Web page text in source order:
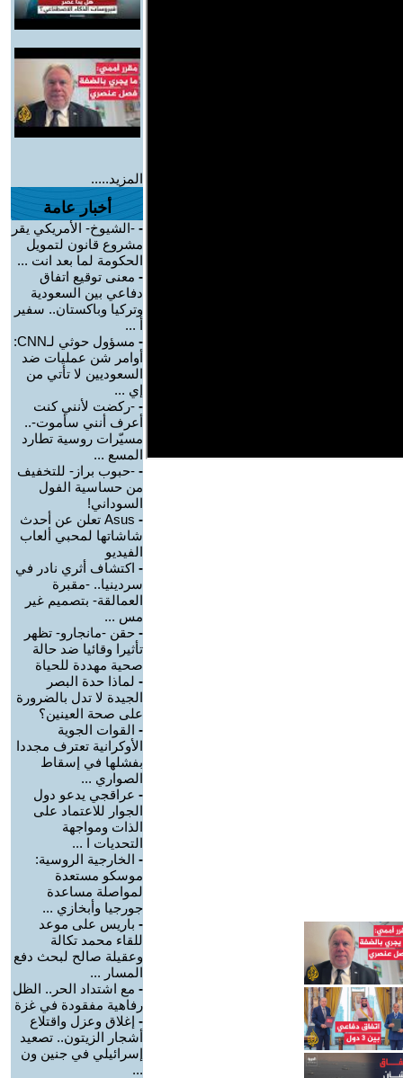
المزيد.....
أخبار عامة
- -الشيوخ- الأمريكي يقر
مشروع قانون لتمويل
الحكومة لما بعد انت ...
- معنى توقيع اتفاق
دفاعي بين السعودية
وتركيا وباكستان.. سفير
أ ...
-
مسؤول حوثي لـCNN:
أوامر شن عمليات ضد
السعوديين لا تأتي من
إي ...
- -ركضت لأنني كنت
أعرف أنني سأموت-..
مسيّرات روسية تطارد
المسع ...
- -حبوب براز- للتخفيف
من حساسية الفول
السوداني!
-
Asus تعلن عن أحدث
شاشاتها لمحبي ألعاب
الفيديو
- اكتشاف أثري نادر في
سردينيا.. -مقبرة
العمالقة- بتصميم غير
مس ...
- حقن -مانجارو- تظهر
تأثيرا وقائيا ضد حالة
صحية مهددة للحياة
- لماذا حدة البصر
الجيدة لا تدل بالضرورة
على صحة العينين؟
- القوات الجوية
الأوكرانية تعترف مجددا
بفشلها في إسقاط
الصواري ...
- عراقجي يدعو دول
الجوار للاعتماد على
الذات ومواجهة
التحديات ا ...
- الخارجية الروسية:
موسكو مستعدة
لمواصلة مساعدة
جورجيا وأبخازي ...
- باريس على موعد
للقاء محمد تكالة
وعقيلة صالح لبحث دفع
المسار ...
- مع اشتداد الحر.. الظل
رفاهية مفقودة في غزة
- إغلاق وعزل واقتلاع
أشجار الزيتون.. تصعيد
إسرائيلي في جنين ون
...